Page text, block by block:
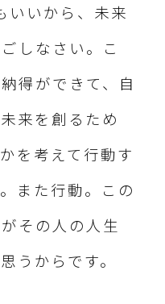
いいから、未来
しなさい。こ
得ができて、自
来を創るため
を考えて行動す
また行動。この
その人の人生
うからです。